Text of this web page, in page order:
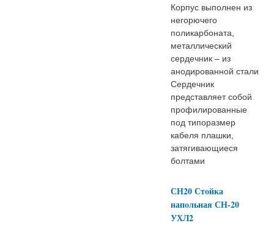
Корпус выполнен из
негорючего
поликарбоната,
металлический
сердечник – из
анодированной стали
Сердечник
представляет собой
профилированные
под типоразмер
кабеля плашки,
затягивающиеся
болтами
СН20 Стoйка
напoльная СН-20
УХЛ2